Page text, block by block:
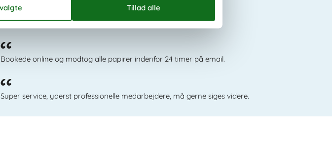
Nemt at booke og betaling m.m. er forløbet uden problemer.
Bookede online og modtog alle papirer indenfor 24 timer på email.
Super service, yderst professionelle medarbejdere, må gerne siges videre.